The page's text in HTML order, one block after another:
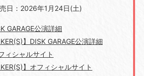
日：2026年1月24日(土)
GARAGE公演詳細
】DISK GARAGE公演詳細
ィシャルサイト
】オフィシャルサイト